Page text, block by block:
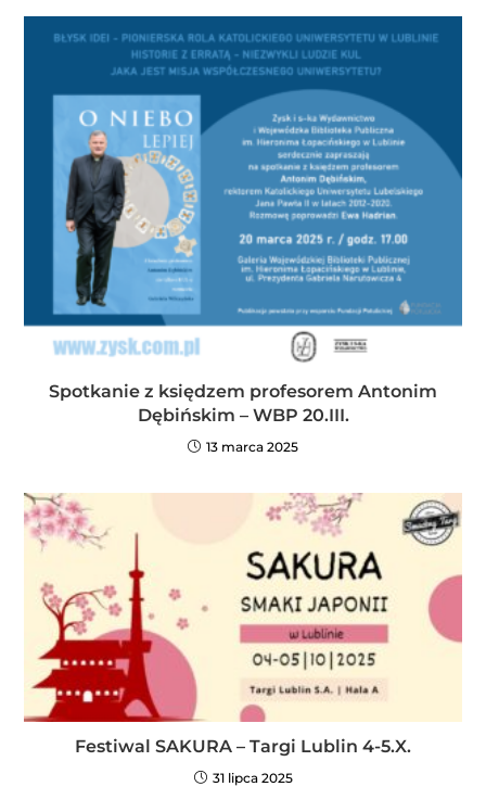
Spotkanie z księdzem profesorem Antonim
Dębińskim – WBP 20.III.
13 marca 2025
Festiwal SAKURA – Targi Lublin 4-5.X.
31 lipca 2025